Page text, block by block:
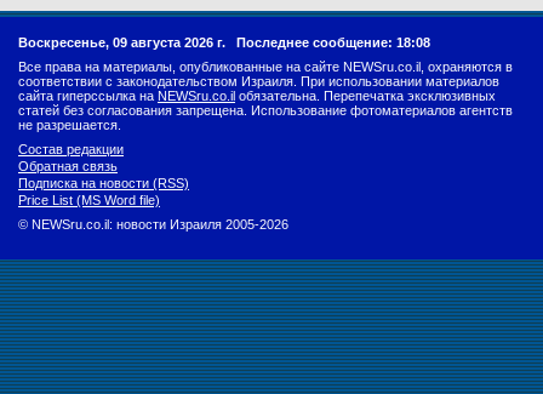
Воскресенье, 09 августа 2026 г. Последнее сообщение: 18:08
Все права на материалы, опубликованные на сайте NEWSru.co.il, охраняются в
соответствии с законодательством Израиля. При использовании материалов
сайта гиперссылка на NEWSru.co.il обязательна. Перепечатка эксклюзивных
статей без согласования запрещена. Использование фотоматериалов агентств
не разрешается.
Состав редакции
Обратная связь
Подписка на новости (RSS)
Price List (MS Word file)
© NEWSru.co.il: новости Израиля 2005-2026